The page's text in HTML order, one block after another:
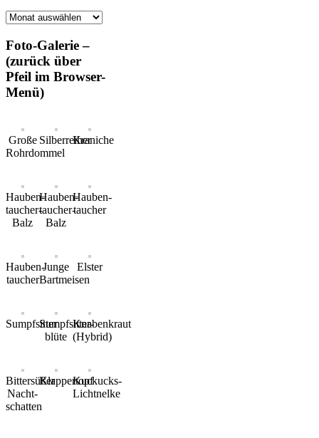
Archiv
Foto-Galerie –
(zurück über
Pfeil im Browser-
Menü)
Große
Rohrdommel
SilberreiherKraniche
Hauben-
taucher-
Balz
Hauben-
taucher-
Balz
Hauben-
taucher
Hauben-
taucher
Junge
Bartmeisen
Elster
SumpfsitterSumpfsitter-
blüte
Knabenkraut
(Hybrid)
Bittersüßer
Nacht-
schatten
KlappertopfKuckucks-
Lichtnelke